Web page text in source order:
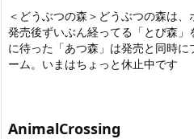
＜どうぶつの森＞どうぶつの森は、
発売後ずいぶん経ってる「とび森
に待った「あつ森」は発売と同時
ーム。いまはちょっと休止中です
AnimalCrossing